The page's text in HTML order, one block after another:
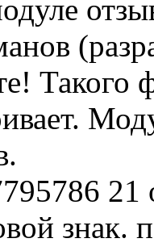
21
знак.